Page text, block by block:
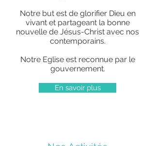
Notre but est de glorifier Dieu en
vivant et partageant la bonne
nouvelle de Jésus-Christ avec nos
contemporains.
Notre Eglise est reconnue par le
gouvernement.
En savoir plus